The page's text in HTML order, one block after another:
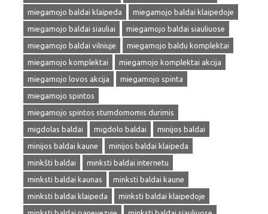
miegamojo baldai klaipeda
miegamojo baldai klaipedoje
miegamojo baldai siauliai
miegamojo baldai siauliuose
miegamojo baldai vilniuje
miegamojo baldu komplektai
miegamojo komplektai
miegamojo komplektai akcija
miegamojo lovos akcija
miegamojo spinta
miegamojo spintos
miegamojo spintos stumdomomis durimis
migdolas baldai
migdolo baldai
minijos baldai
minijos baldai kaune
minijos baldai klaipeda
minkšti baldai
minksti baldai internetu
minksti baldai kaunas
minksti baldai kaune
minksti baldai klaipeda
minksti baldai klaipedoje